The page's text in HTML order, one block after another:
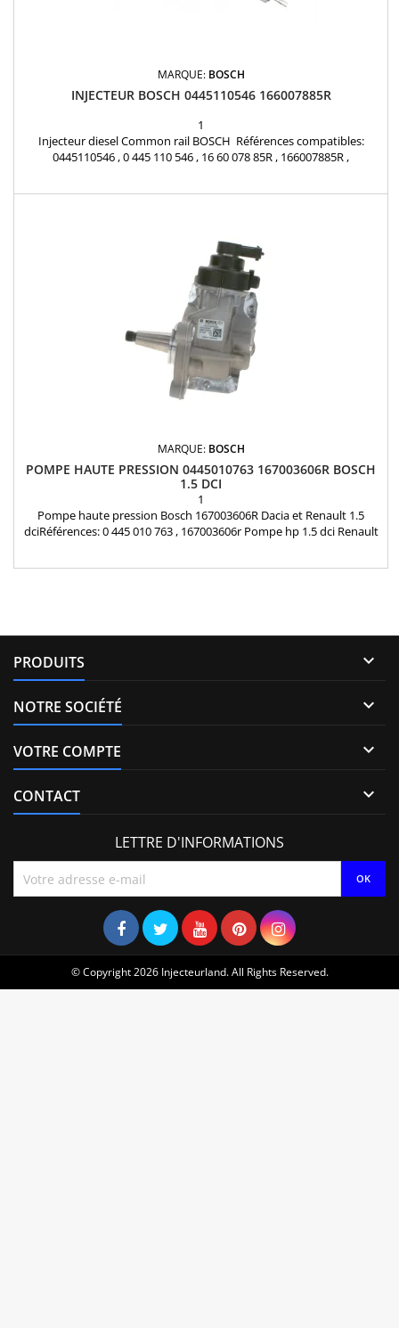
MARQUE: BOSCH
INJECTEUR BOSCH 0445110546 166007885R
1
Injecteur diesel Common rail BOSCH Références compatibles:
0445110546 , 0 445 110 546 , 16 60 078 85R , 166007885R ,
MARQUE: BOSCH
POMPE HAUTE PRESSION 0445010763 167003606R BOSCH
1.5 DCI
1
Pompe haute pression Bosch 167003606R Dacia et Renault 1.5
dciRéférences: 0 445 010 763 , 167003606r Pompe hp 1.5 dci Renault
PRODUITS 
NOTRE SOCIÉTÉ 
VOTRE COMPTE 
CONTACT 
LETTRE D'INFORMATIONS
© Copyright 2026 Injecteurland. All Rights Reserved.